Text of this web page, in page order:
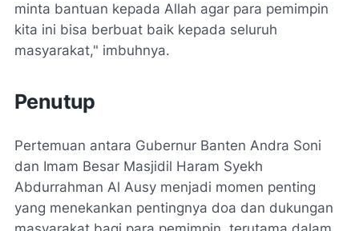
minta bantuan kepada Allah agar para pemimpin
kita ini bisa berbuat baik kepada seluruh
masyarakat," imbuhnya.
Penutup
Pertemuan antara Gubernur Banten Andra Soni
dan Imam Besar Masjidil Haram Syekh
Abdurrahman Al Ausy menjadi momen penting
yang menekankan pentingnya doa dan dukungan